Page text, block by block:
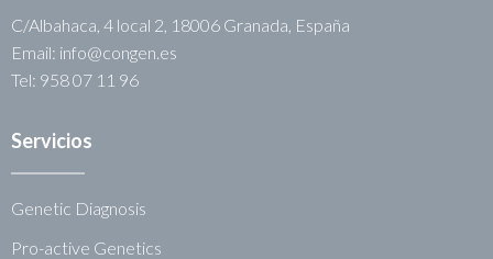
C/Albahaca, 4 local 2, 18006 Granada, España
Email: info@congen.es
Tel: 958 07 11 96
Servicios
Genetic Diagnosis
Pro-active Genetics